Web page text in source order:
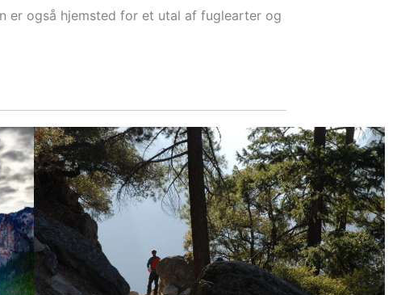
er også hjemsted for et utal af fuglearter og